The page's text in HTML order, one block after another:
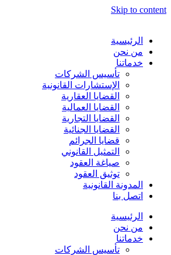
Skip to content
الرئيسية
من نحن
خدماتنا
تأسيس الشركات
الإستشارات القانونية
القضايا العقارية
القضايا العمالية
القضايا التجارية
القضايا الجنائية
قضايا الجرائم
التمثيل القانوني
صياغة العقود
توثيق العقود
المدونة القانونية
اتصل بنا
الرئيسية
من نحن
خدماتنا
تأسيس الشركات